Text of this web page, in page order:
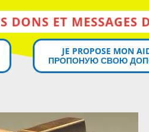
DONS ET MESSAGES DE SOUTIEN!
JE PROPOSE MON
ПРОПОНУЮ СВОЮ